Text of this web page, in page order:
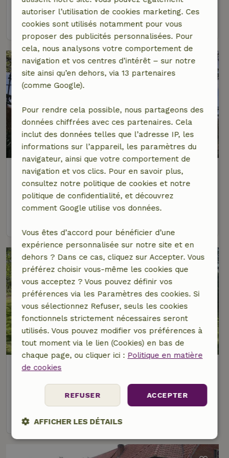
7 personnes 3 Chambres à coucher
Maison nature à Pelt
À 8 km distance de Lommel
9,5/10
8 personnes4 Chambres à coucher
Maison nature à pelt
2 personnes1 Chambre à coucher
autoriser l’utilisation de cookies marketing. Ces
cookies sont utilisés notamment pour vous
proposer des publicités personnalisées. Pour
cela, nous analysons votre comportement de
navigation et vos centres d’intérêt – sur notre
site ainsi qu’en dehors, via 13 partenaires
(comme Google).
Pour rendre cela possible, nous partageons des
données chiffrées avec ces partenaires. Cela
inclut des données telles que l’adresse IP, les
informations sur l’appareil, les paramètres du
navigateur, ainsi que votre comportement de
navigation et vos clics. Pour en savoir plus,
consultez notre politique de cookies et notre
politique de confidentialité, et découvrez
comment Google utilise vos données.
Vous êtes d’accord pour bénéficier d’une
expérience personnalisée sur notre site et en
dehors ? Dans ce cas, cliquez sur Accepter. Vous
préférez choisir vous-même les cookies que
vous acceptez ? Vous pouvez définir vos
préférences via les Paramètres des cookies. Si
vous sélectionnez Refuser, seuls les cookies
fonctionnels strictement nécessaires seront
utilisés. Vous pouvez modifier vos préférences à
tout moment via le lien (Cookies) en bas de
chaque page, ou cliquer ici : Politique en matière
de cookies
ACCEPTER
REFUSER
AFFICHER LES DÉTAILS
Strictement
Performance Ciblage